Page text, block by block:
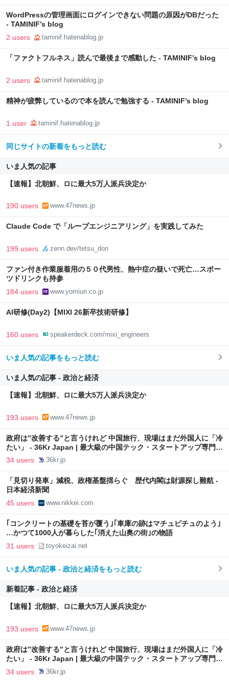
WordPressの管理画面にログインできない問題の原因がDBだった
- TAMINIF’s blog
2 users taminif.hatenablog.jp
「ファクトフルネス」読んで最後まで感動した - TAMINIF’s blog
2 users taminif.hatenablog.jp
精神が疲弊しているので本を読んで勉強する - TAMINIF’s blog
1 user taminif.hatenablog.jp
同じサイトの新着をもっと読む
いま人気の記事
【速報】北朝鮮、ロに最大5万人派兵決定か
190 users www.47news.jp
Claude Code で「ループエンジニアリング」を実践してみた
199 users zenn.dev/tetsu_don
ファン付き作業服着用の５０代男性、熱中症の疑いで死亡…スポー
ツドリンクも持参
184 users www.yomiuri.co.jp
AI研修(Day2)【MIXI 26新卒技術研修】
160 users speakerdeck.com/mixi_engineers
いま人気の記事をもっと読む
いま人気の記事 - 政治と経済
【速報】北朝鮮、ロに最大5万人派兵決定か
193 users www.47news.jp
政府は”改善する”と言うけれど 中国旅行、現場はまだ外国人に「冷
たい」 - 36Kr Japan | 最大級の中国テック・スタートアップ専門メ
ディア
34 users 36kr.jp
「見切り発車」減税、政権基盤揺らぐ 歴代内閣は財源探し難航 -
日本経済新聞
45 users www.nikkei.com
｢コンクリートの基礎を苔が覆う｣｢車庫の跡はマチュピチュのよう｣
…かつて1000人が暮らした｢消えた山奥の街｣の物語
31 users toyokeizai.net
いま人気の記事 - 政治と経済をもっと読む
新着記事 - 政治と経済
【速報】北朝鮮、ロに最大5万人派兵決定か
193 users www.47news.jp
政府は”改善する”と言うけれど 中国旅行、現場はまだ外国人に「冷
たい」 - 36Kr Japan | 最大級の中国テック・スタートアップ専門メ
ディア
34 users 36kr.jp